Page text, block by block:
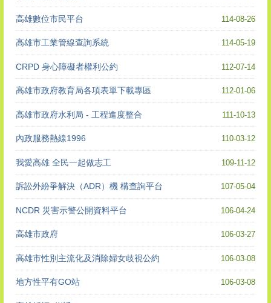
114-08-26
高雄數位市民平台
114-05-19
高雄市工業管線查詢系統
112-07-14
CRPD 身心障礙者權利公約
112-01-06
高雄市政府教育局各項表單下載專區
111-10-13
高雄市政府水利局 - 工程進度整合
110-03-12
內政服務熱線1996
109-11-12
我愛高雄 全民一起做志工
107-05-04
訴訟外紛爭解決（ADR）機 構查詢平台
106-04-24
NCDR 災害示警公開資料平台
106-03-27
高雄市政府
106-03-08
高雄市性別主流化及消除婦女歧視公約
106-03-08
地方性平有GO站